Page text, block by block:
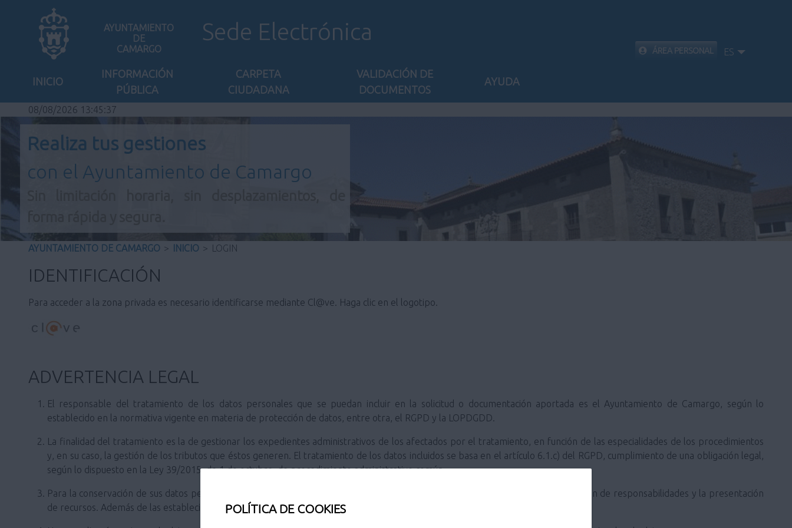
POLÍTICA DE COOKIES
AYUNTAMIENTO
DE
CAMARGO
Sede Electrónica
INICIO
INFORMACIÓN
PÚBLICA
CARPETA
CIUDADANA
VALIDACIÓN DE
DOCUMENTOS
AYUDA
ÁREA PERSONAL ES
08/08/2026 13:45:37
Realiza tus gestiones
con el Ayuntamiento de Camargo
AYUNTAMIENTO DE CAMARGO > INICIO > LOGIN
IDENTIFICACIÓN
Para acceder a la zona privada es necesario identificarse mediante Cl@ve. Haga clic en el logotipo.
ADVERTENCIA LEGAL
El responsable del tratamiento de los datos personales que se puedan incluir en la solicitud o documentación aportada es el Ayuntamiento de Camargo, según lo
establecido en la normativa vigente en materia de protección de datos, entre otra, el RGPD y la LOPDGDD.
La finalidad del tratamiento es la de gestionar los expedientes administrativos de los afectados por el tratamiento, en función de las especialidades de los procedimientos
y, en su caso, la gestión de los tributos que éstos generen. El tratamiento de los datos incluidos se basa en el artículo 6.1.c) del RGPD, cumplimiento de una obligación legal,
según lo dispuesto en la Ley 39/2015, de 1 de octubre, de procedimiento administrativo común.
Para la conservación de sus datos personales se tendrá en cuenta lo previsto por la legislación aplicable respecto a la prescripción de responsabilidades y la presentación
de recursos. Además de las establecidas para el archivo de documentos.